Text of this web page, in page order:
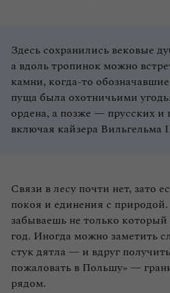
Здесь сохранились вековые
а вдоль тропинок можно
камни, когда‑то
пуща была охотничьими
ордена, а позже — прусских и
включая кайзера Вильгельма
Связи в лесу почти нет, зато
покоя и единения с природой.
забываешь не только
год. Иногда можно заметить
стук дятла — и вдруг
пожаловать в Польшу» —
рядом.